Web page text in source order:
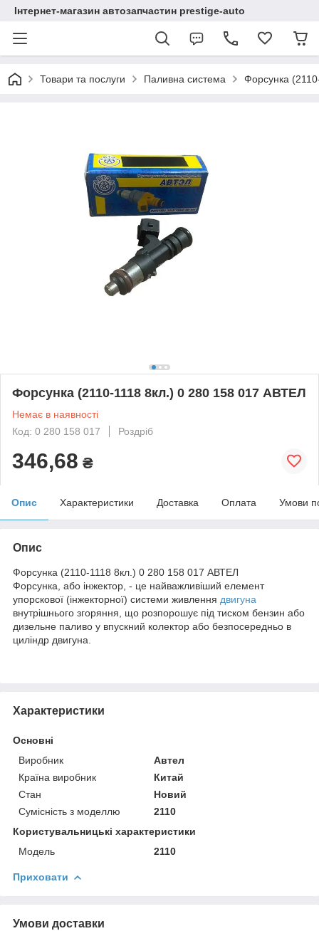
Інтернет-магазин автозапчастин prestige-auto
Товари та послуги Паливна система Форсунка
Форсунка (2110-1118 8кл.) 0 280 158 017 АВТЕЛ
Немає в наявності
Код: 0 280 158 017
Роздріб
346,68 ₴
Опис Характеристики Доставка Оплата Умови
Опис
Форсунка (2110-1118 8кл.) 0 280 158 017 АВТЕЛ
Форсунка, або інжектор, - це найважливіший елемент
упорскової (інжекторної) системи живлення двигуна
внутрішнього згоряння, що розпорошує під тиском бензин або
дизельне паливо у впускний колектор або безпосередньо в
циліндр двигуна.
Характеристики
Основні
Виробник
Автел
Країна виробник
Китай
Стан
Новий
Сумісність з моделлю
2110
Користувальницькі характеристики
Модель
2110
Приховати
Умови доставки